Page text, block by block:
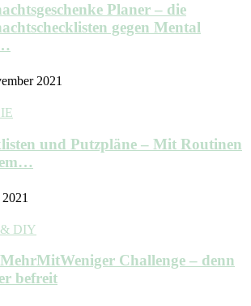
Planer – die
gegen Mental
2021
und Putzpläne – Mit Routinen
& DIY
Challenge – denn
befreit